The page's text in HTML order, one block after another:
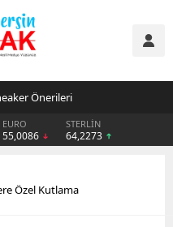
Önerileri
EURO
55,0086
STERLİN
64,2273
Özel Kutlama